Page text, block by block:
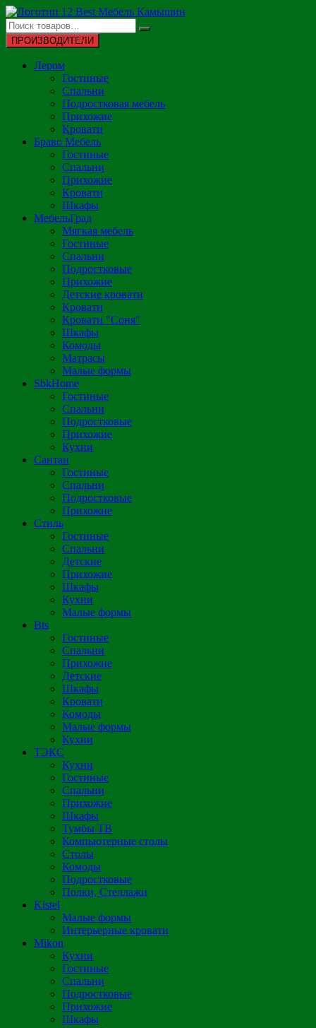
Перейти
к
содержимому
ПРОИЗВОДИТЕЛИ
Лером
Гостиные
Спальни
Подростковая мебель
Прихожие
Кровати
Браво Мебель
Гостиные
Спальни
Прихожие
Кровати
Шкафы
МебельГрад
Мягкая мебель
Гостиные
Спальни
Подростковые
Прихожие
Детские кровати
Кровати
Кровати "Соня"
Шкафы
Комоды
Матрасы
Малые формы
SbkHome
Гостиные
Спальни
Подростковые
Прихожие
Кухни
Сантан
Гостиные
Спальни
Подростковые
Прихожие
Стиль
Гостиные
Спальни
Детские
Прихожие
Шкафы
Кухни
Малые формы
Bts
Гостиные
Спальни
Прихожие
Детские
Шкафы
Кровати
Комоды
Малые формы
Кухни
ТЭКС
Кухни
Гостиные
Спальни
Прихожие
Шкафы
Тумбы ТВ
Компьютерные столы
Столы
Комоды
Подростковые
Полки, Стеллажи
Kistel
Малые формы
Интерьерные кровати
Mikon
Кухни
Гостиные
Спальни
Подростковые
Прихожие
Шкафы